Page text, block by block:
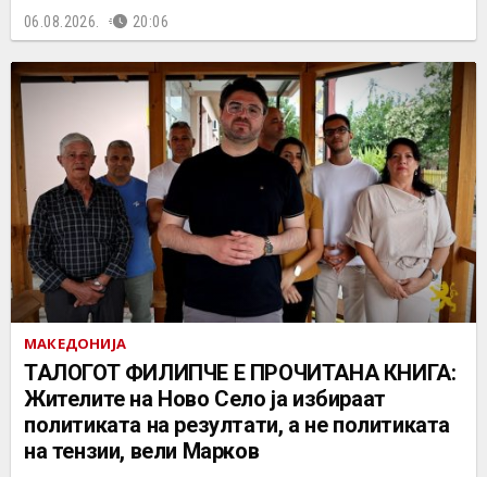
06.08.2026. 20:06
МАКЕДОНИЈА
ТАЛОГОТ ФИЛИПЧЕ Е ПРОЧИТАНА КНИГА:
Жителите на Ново Село ја избираат
политиката на резултати, а не политиката
на тензии, вели Марков